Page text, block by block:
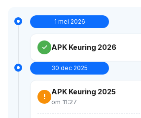
1 mei 2026
APK Keuring 2026
30 dec 2025
!
APK Keuring 2025
om 11:27